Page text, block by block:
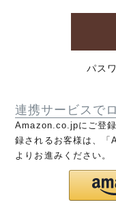
パス
連携サービスで
Amazon.co.jpにご登
録されるお客様は、「
よりお進みください。